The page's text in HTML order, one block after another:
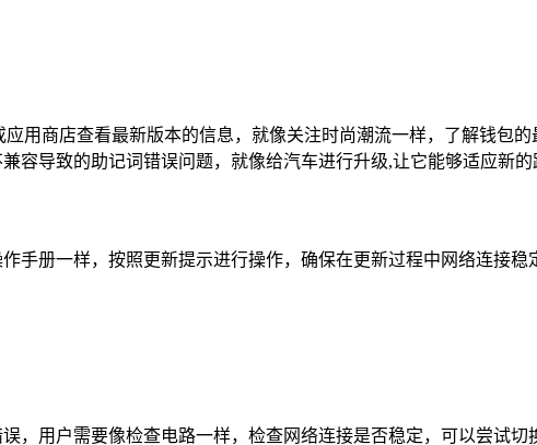
用商店查看最新版本的信息，就像关注时尚潮流一样，了解钱包
容导致的助记词错误问题，就像给汽车进行升级,让它能够适应新的
手册一样，按照更新提示进行操作，确保在更新过程中网络连接
，用户需要像检查电路一样，检查网络连接是否稳定，可以尝试